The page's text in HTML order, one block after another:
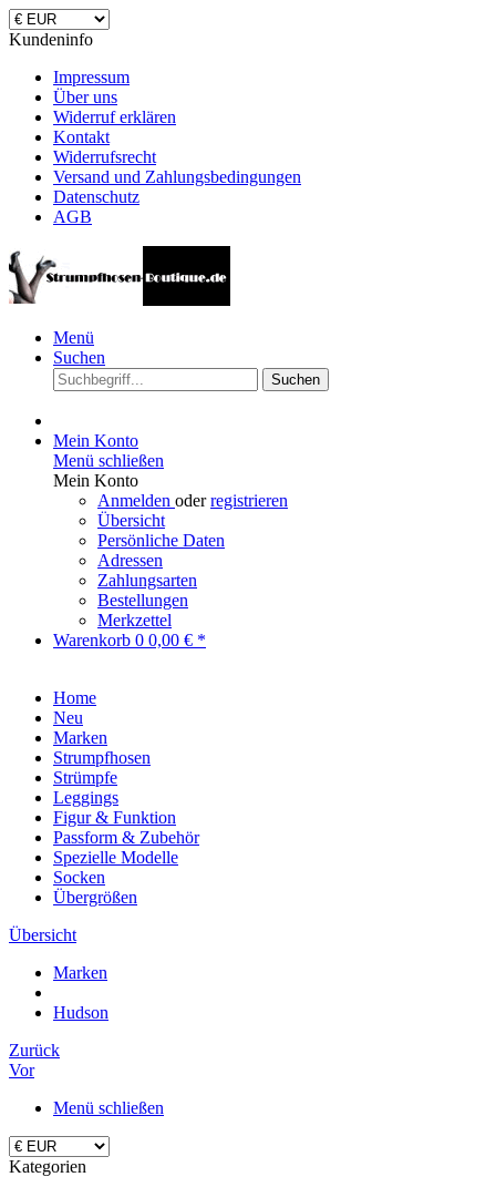
Kundeninfo
Impressum
Über uns
Widerruf erklären
Kontakt
Widerrufsrecht
Versand und Zahlungsbedingungen
Datenschutz
AGB
Menü
Suchen
Suchen
Mein Konto
Menü schließen
Mein Konto
Anmelden oderregistrieren
Übersicht
Persönliche Daten
Adressen
Zahlungsarten
Bestellungen
Merkzettel
Warenkorb 0 0,00 € *
Home
Neu
Marken
Strumpfhosen
Strümpfe
Leggings
Figur & Funktion
Passform & Zubehör
Spezielle Modelle
Socken
Übergrößen
Übersicht
Marken
Hudson
Zurück
Vor
Menü schließen
Kategorien